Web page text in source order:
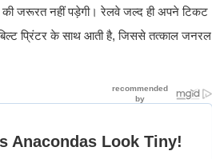
की जरूरत नहीं पड़ेगी। रेलवे जल्द ही अपने टिकट
प्रिंटर के साथ आती है, जिससे तत्काल जनरल